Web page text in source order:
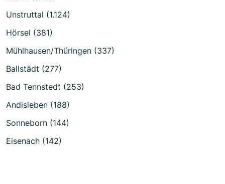
Unstruttal (1.124)
Hörsel (381)
Mühlhausen/Thüringen (337)
Ballstädt (277)
Bad Tennstedt (253)
Andisleben (188)
Sonneborn (144)
Eisenach (142)